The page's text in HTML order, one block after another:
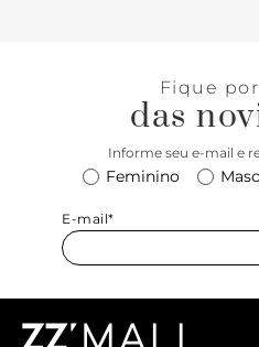
e fashion, o modelo com maxi
elegante e ultra feminino.
conforto, aquele jantar na
Fique
das
Informe seu e-mail e
Feminino
E-mail*